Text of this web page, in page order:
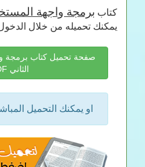
كتاب برمجة واجهة
يمكنك تحميله من خلال
صفحة تحميل كتاب برمجة
الثاني PDF
او يمكنك التحميل